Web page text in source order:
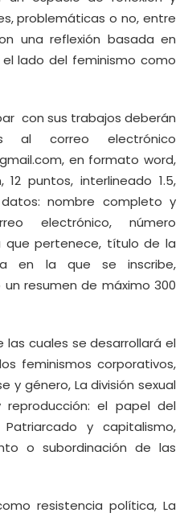
problemáticas o no, entre
una reflexión basada en
lado del feminismo como
con sus trabajos deberán
al correo electrónico
, en formato word,
puntos, interlineado 1.5,
nombre completo y
electrónico, número
que pertenece, título de la
en la que se inscribe,
resumen de máximo 300
cuales se desarrollará el
feminismos corporativos,
y género, La división sexual
el papel del
y capitalismo,
o subordinación de las
resistencia política, La